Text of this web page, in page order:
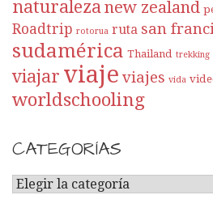
naturalezanew zealand
Roadtrip rotorua ruta san
sudamérica Thailand trekking
viajar viaje viajes vida
worldschooling
CATEGORÍAS
C